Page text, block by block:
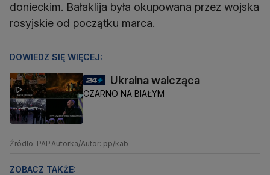
donieckim. Bałaklija była okupowana przez wojska
rosyjskie od początku marca.
DOWIEDZ SIĘ WIĘCEJ:
Ukraina walcząca
CZARNO NA BIAŁYM
Źródło: PAP Autorka/Autor: pp/kab
ZOBACZ TAKŻE: